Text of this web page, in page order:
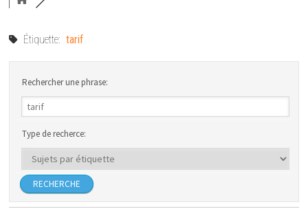
Étiquette: tarif
Rechercher une phrase:
Type de recherce: